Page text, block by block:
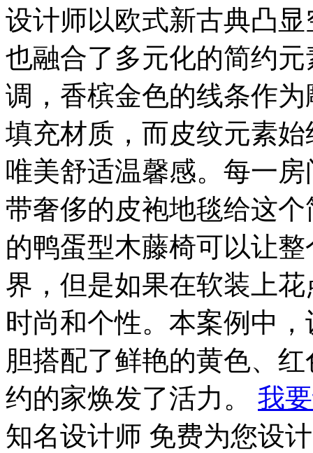
设计师以欧式新古典凸
也融合了多元化的简约
调，香槟金色的线条作
填充材质，而皮纹元素
唯美舒适温馨感。每一
带奢侈的皮袍地毯给这
的鸭蛋型木藤椅可以让
界，但是如果在软装上
时尚和个性。本案例中
胆搭配了鲜艳的黄色、
约的家焕发了活力。 我
知名设计师 免费为您设计